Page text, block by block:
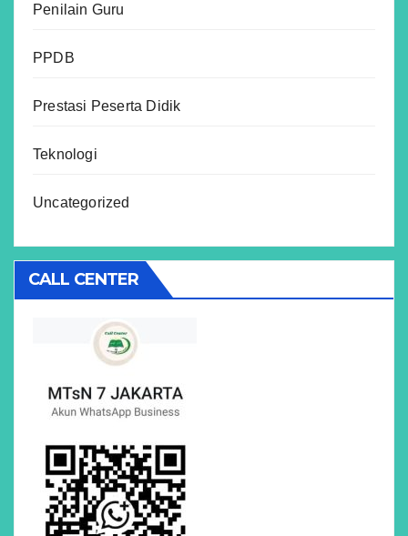
Penilain Guru
PPDB
Prestasi Peserta Didik
Teknologi
Uncategorized
CALL CENTER